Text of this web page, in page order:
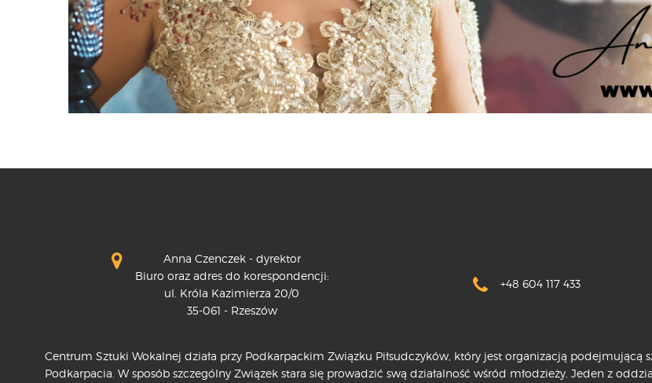
Anna Czenczek - dyrektor
Biuro oraz adres do korespondencji:
ul. Króla Kazimierza 20/0
35-061 - Rzeszów
+48 604 117 433
Centrum Sztuki Wokalnej działa przy Podkarpackim Związku Piłsudczyków, który jest organizacją podejmującą
Podkarpacia. W sposób szczególny Związek stara się prowadzić swą działalność wśród młodzieży. Jeden z